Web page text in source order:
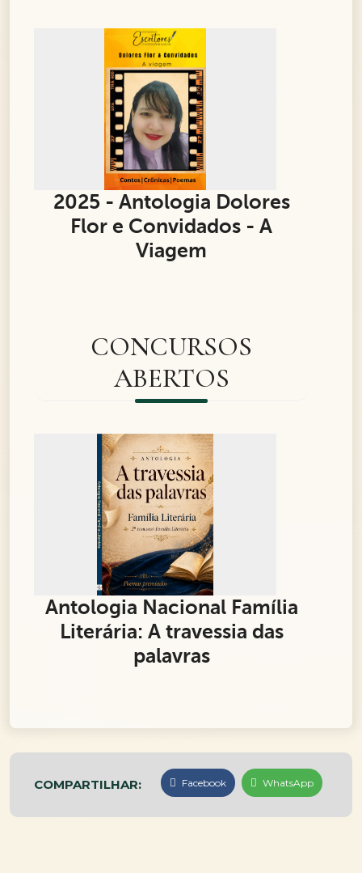
2025 - Antologia Dolores
Flor e Convidados - A
Viagem
CONCURSOS
ABERTOS
Antologia Nacional Família
Literária: A travessia das
palavras
COMPARTILHAR: Facebook WhatsApp